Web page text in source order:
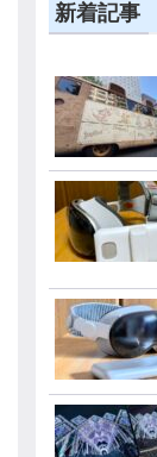
新着記事